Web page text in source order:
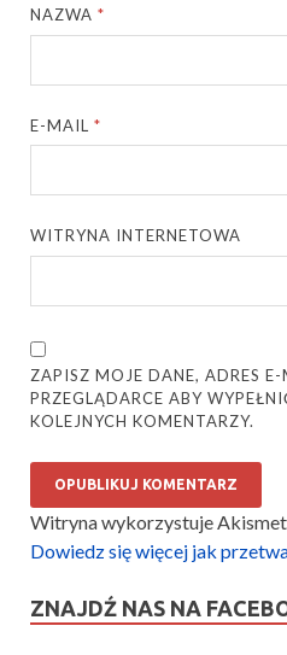
NAZWA*
E-MAIL*
WITRYNA INTERNETOWA
ZAPISZ MOJE DANE, ADRES
PRZEGLĄDARCE ABY
KOLEJNYCH KOMENTARZY.
Witryna wykorzystuje
Dowiedz się więcej jak
ZNAJDŹ NAS NA